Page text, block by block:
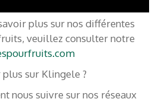
plus sur nos différentes
veuillez consulter notre
sur Klingele ?
nous suivre sur nos réseaux